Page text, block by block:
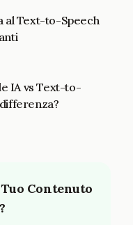
al Text-to-Speech
IA vs Text-to-
Contenuto